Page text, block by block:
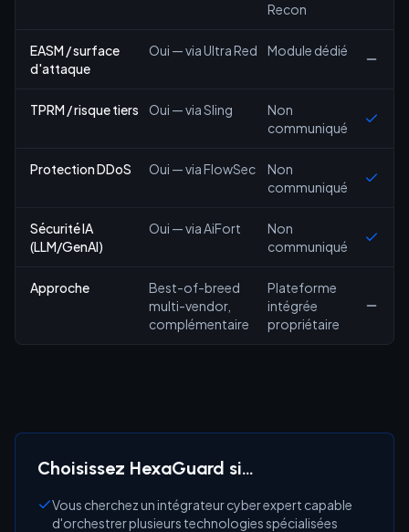
Recon
EASM / surface
d'attaque
Oui — via Ultra Red Module dédié
TPRM / risque tiers Oui — via Sling
Non
communiqué
Protection DDoS Oui — via FlowSec
Non
communiqué
Sécurité IA
(LLM/GenAI)
Oui — via AiFort
Non
communiqué
Approche
Best-of-breed
multi-vendor,
complémentaire
Plateforme
intégrée
propriétaire
Choisissez HexaGuard si…
Vous cherchez un intégrateur cyber expert capable
d'orchestrer plusieurs technologies spécialisées